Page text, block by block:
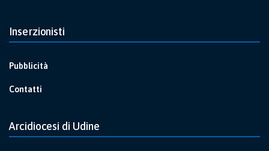
Inserzionisti
Pubblicità
Contatti
Arcidiocesi di Udine